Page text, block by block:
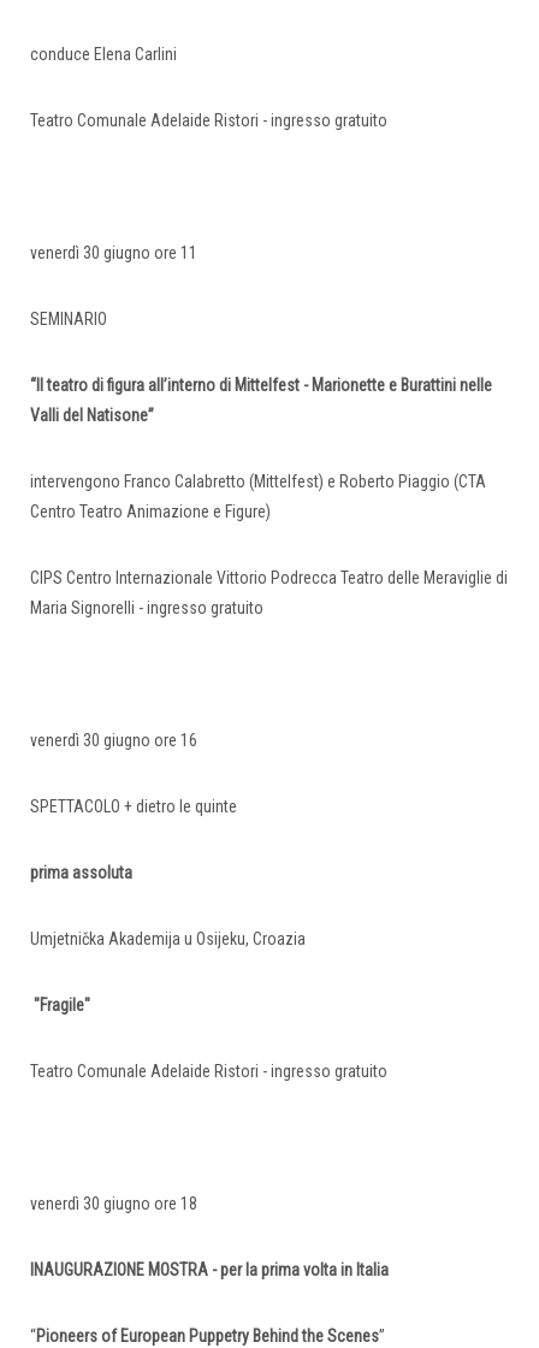
conduce Elena Carlini
Teatro Comunale Adelaide Ristori - ingresso gratuito
venerdì 30 giugno ore 11
SEMINARIO
“Il teatro di figura all’interno di Mittelfest - Marionette e Burattini nelle
Valli del Natisone”
intervengono Franco Calabretto (Mittelfest) e Roberto Piaggio (CTA
Centro Teatro Animazione e Figure)
CIPS Centro Internazionale Vittorio Podrecca Teatro delle Meraviglie di
Maria Signorelli - ingresso gratuito
venerdì 30 giugno ore 16
SPETTACOLO + dietro le quinte
prima assoluta
Umjetnička Akademija u Osijeku, Croazia
"Fragile"
Teatro Comunale Adelaide Ristori - ingresso gratuito
venerdì 30 giugno ore 18
INAUGURAZIONE MOSTRA - per la prima volta in Italia
“Pioneers of European Puppetry Behind the Scenes”